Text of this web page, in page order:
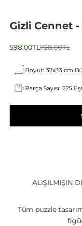
Gizli Cennet
İndirimli fiyat
598.00TLNormal fiyat
728.00TL
Boyut: 37x33 cm
Parça Sayısı: 225
ALIŞILMIŞIN
Tüm puzzle